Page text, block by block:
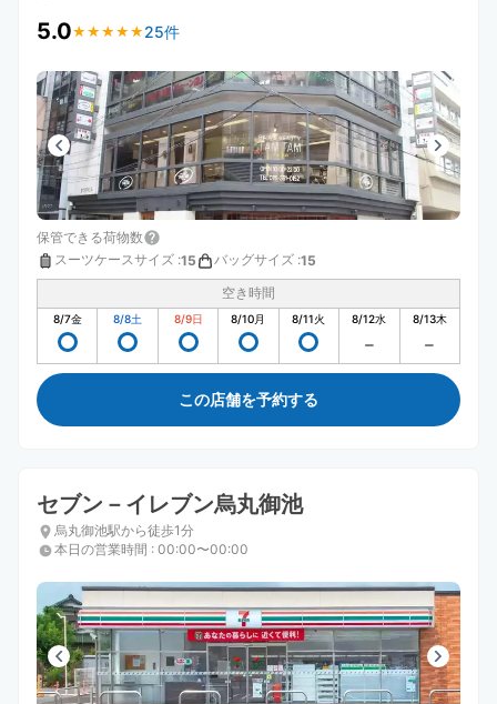
5.0★ ★ ★ ★ ★
★ ★ ★ ★ ★ 25件
保管できる荷物数
スーツケースサイズ :15 バッグサイズ :15
空き時間
8/7金 8/8土 8/9日 8/10月 8/11火 8/12水 8/13木
この店舗を予約する
セブン－イレブン烏丸御池
烏丸御池駅から徒歩1分
本日の営業時間 : 00:00〜00:00